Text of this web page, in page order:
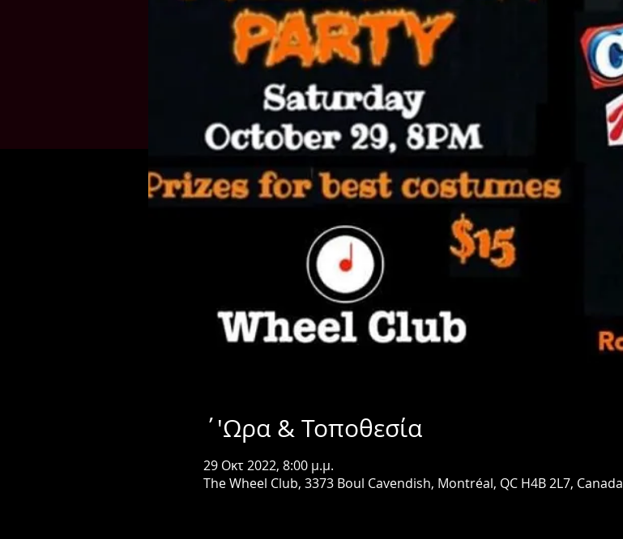
΄'Ωρα & Τοποθεσία
29 Οκτ 2022, 8:00 μ.μ.
The Wheel Club, 3373 Boul Cavendish, Montréal, QC H4B 2L7, Canada